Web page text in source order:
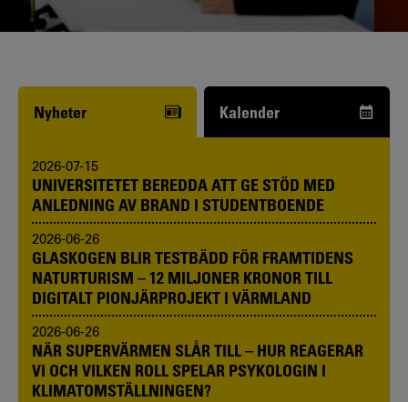
studie- och karriärvägledare kan hjälpa
Nyheter Kalender
2026-07-15
UNIVERSITETET BEREDDA ATT GE STÖD MED
ANLEDNING AV BRAND I STUDENTBOENDE
2026-06-26
GLASKOGEN BLIR TESTBÄDD FÖR FRAMTIDENS
NATURTURISM – 12 MILJONER KRONOR TILL
DIGITALT PIONJÄRPROJEKT I VÄRMLAND
2026-06-26
NÄR SUPERVÄRMEN SLÅR TILL – HUR REAGERAR
VI OCH VILKEN ROLL SPELAR PSYKOLOGIN I
KLIMATOMSTÄLLNINGEN?